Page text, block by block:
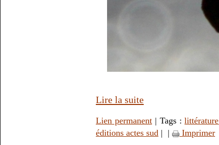
Lire la suite
Lien permanent| Tags :littérature
éditions actes sud | | Imprimer